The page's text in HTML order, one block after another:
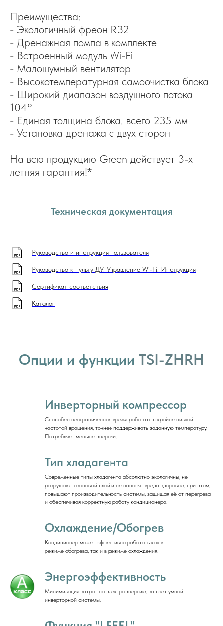
Преимущества:
- Экологичный фреон R32
- Дренажная помпа в комплекте
- Встроенный модуль Wi-Fi
- Малошумный вентилятор
- Высокотемпературная самоочистка блока
- Широкий диапазон воздушного потока
104°
- Единая толщина блока, всего 235 мм
- Установка дренажа с двух сторон
На всю продукцию Green действует 3-х
летняя гарантия!*
Техническая документация
Руководство и инструкция пользователя
Руководство к пульту ДУ. Управление Wi-Fi. Инструкция
Сертификат соответствия
Каталог
Опции и функции TSI-ZHRH
Инверторный компрессор
Способен неограниченное время работать с крайне низкой
частотой вращения, точнее поддерживать заданную температуру.
Потребляет меньше энергии.
Тип хладагента
Современные типы хладагента абсолютно экологичны, не
разрушают озоновый слой и не наносят вреда здоровью, при этом,
повышают производительность системы, защищая её от перегрева
и обеспечивая корректную работу кондиционера.
Охлаждение/Обогрев
Кондиционер может эффективно работать как в
режиме обогрева, так и в режиме охлаждения.
Энергоэффективность
Минимизация затрат на электроэнергию, за счет умной
инверторной системы.